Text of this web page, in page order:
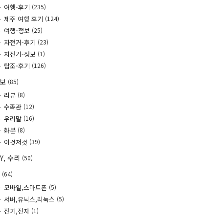
여행-후기 (235)
제주 여행 후기 (124)
여행-정보 (25)
자전거-후기 (23)
자전거-정보 (1)
탐조-후기 (126)
(85)
리뷰 (8)
수족관 (12)
우리말 (16)
화분 (8)
이것저것 (39)
수리 (50)
(64)
모바일,스마트폰 (5)
서버,유닉스,리눅스 (5)
전기,전자 (1)